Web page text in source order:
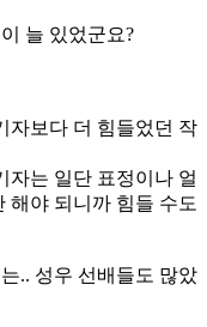
늘 있었군요?
자보다 더 힘들었던 작
는 일단 표정이나 얼
해야 되니까 힘들 수도
.. 성우 선배들도 많았